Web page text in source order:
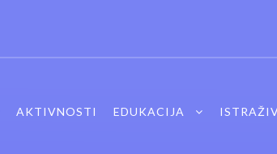
AKTIVNOSTI EDUKACIJA